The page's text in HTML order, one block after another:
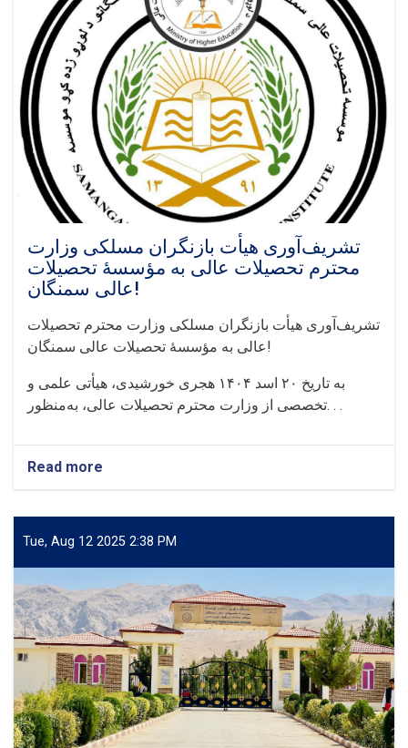
تشریف‌آوری هیأت بازنگران مسلکی وزارت
محترم تحصیلات عالی به مؤسسهٔ تحصیلات
عالی سمنگان!
تشریف‌آوری هیأت بازنگران مسلکی وزارت محترم تحصیلات
عالی به مؤسسهٔ تحصیلات عالی سمنگان!
به تاریخ ۲۰ اسد ۱۴۰۴ هجری خورشیدی، هیأتی علمی و
تخصصی از وزارت محترم تحصیلات عالی، به‌منظور. . .
Read more
تشریف‌آوری
بازنگران
مسلکی
تحصیلات
عالی
به
مؤسسهٔ
تحصیلات
عالی
سمنگان!
Tue, Aug 12 2025 2:38 PM